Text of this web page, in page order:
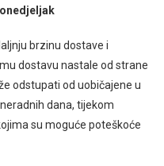
brzinu dostave i
dostavu nastale od strane
odstupati od uobičajene u
dana, tijekom
su moguće poteškoće